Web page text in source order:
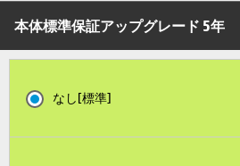
本体標準保証アップグレード 5年
なし[標準]